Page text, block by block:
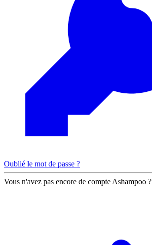
Oublié le mot de passe ?
Vous n'avez pas encore de compte Ashampoo ?